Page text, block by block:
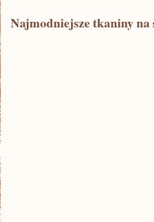
Najmodniejsze tkaniny na